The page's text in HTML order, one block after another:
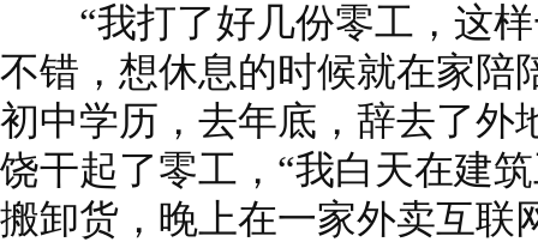
“我打了好几份零工，这样
不错，想休息的时候就在家陪
初中学历，去年底，辞去了外
饶干起了零工，“我白天在建
搬卸货，晚上在一家外卖互联